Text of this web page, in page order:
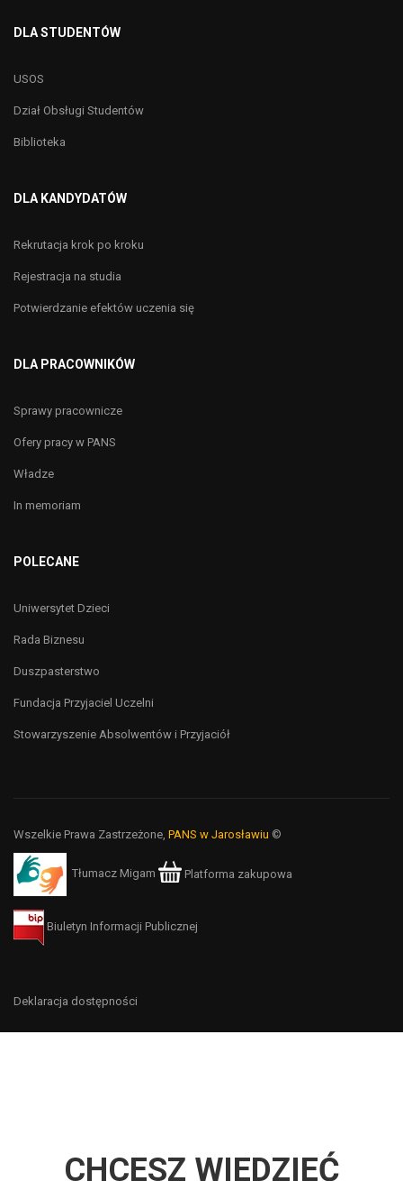
DLA STUDENTÓW
USOS
Dział Obsługi Studentów
Biblioteka
DLA KANDYDATÓW
Rekrutacja krok po kroku
Rejestracja na studia
Potwierdzanie efektów uczenia się
DLA PRACOWNIKÓW
Sprawy pracownicze
Ofery pracy w PANS
Władze
In memoriam
POLECANE
Uniwersytet Dzieci
Rada Biznesu
Duszpasterstwo
Fundacja Przyjaciel Uczelni
Stowarzyszenie Absolwentów i Przyjaciół
Wszelkie Prawa Zastrzeżone, PANS w Jarosławiu ©
Tłumacz Migam Platforma zakupowa
Biuletyn Informacji Publicznej
Deklaracja dostępności
CHCESZ WIEDZIEĆ